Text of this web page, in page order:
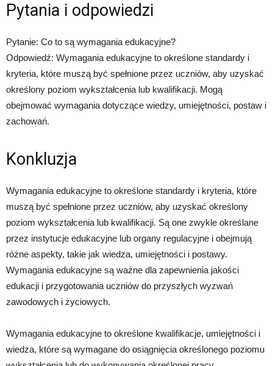
Pytania i odpowiedzi
Pytanie: Co to są wymagania edukacyjne?
Odpowiedź: Wymagania edukacyjne to określone standardy i
kryteria, które muszą być spełnione przez uczniów, aby uzyskać
określony poziom wykształcenia lub kwalifikacji. Mogą
obejmować wymagania dotyczące wiedzy, umiejętności, postaw i
zachowań.
Konkluzja
Wymagania edukacyjne to określone standardy i kryteria, które
muszą być spełnione przez uczniów, aby uzyskać określony
poziom wykształcenia lub kwalifikacji. Są one zwykle określane
przez instytucje edukacyjne lub organy regulacyjne i obejmują
różne aspekty, takie jak wiedza, umiejętności i postawy.
Wymagania edukacyjne są ważne dla zapewnienia jakości
edukacji i przygotowania uczniów do przyszłych wyzwań
zawodowych i życiowych.
Wymagania edukacyjne to określone kwalifikacje, umiejętności i
wiedza, które są wymagane do osiągnięcia określonego poziomu